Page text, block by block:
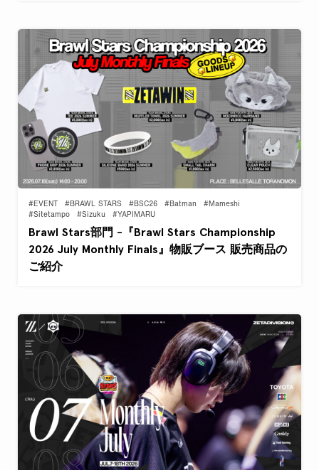
#EVENT #BRAWL STARS #BSC26 #Batman
#Mameshi
#Sitetampo
#Sizuku #YAPIMARU
Brawl Stars部門 -『Brawl Stars Championship
2026 July Monthly Finals』物販ブース 販売商品の
ご紹介